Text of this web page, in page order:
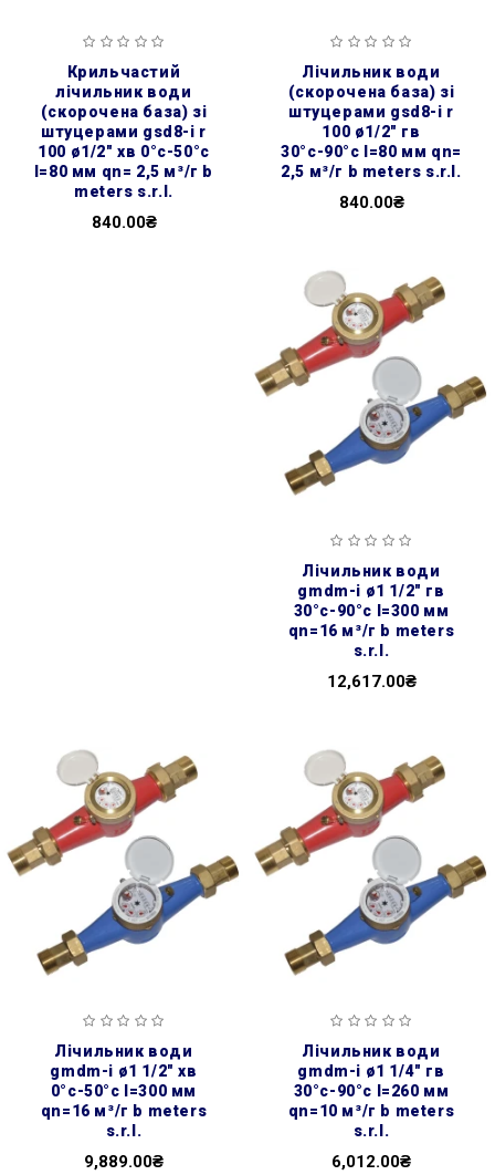
крильчастий
лічильник води
(скорочена база) зі
штуцерами gsd8-i r
100 ø1/2″ хв 0°с-50°с
l=80 мм qn= 2,5 м³/г b
meters s.r.l.
840.00₴
лічильник води
(скорочена база) зі
штуцерами gsd8-i r
100 ø1/2″ гв
30°с-90°с l=80 мм qn=
2,5 м³/г b meters s.r.l.
840.00₴
лічильник води
gmdm-i ø1 1/2″ гв
30°с-90°с l=300 мм
qn=16 м³/г b meters
s.r.l.
12,617.00₴
лічильник води
gmdm-i ø1 1/2″ хв
0°с-50°с l=300 мм
qn=16 м³/г b meters
s.r.l.
9,889.00₴
лічильник води
gmdm-i ø1 1/4″ гв
30°с-90°с l=260 мм
qn=10 м³/г b meters
s.r.l.
6,012.00₴